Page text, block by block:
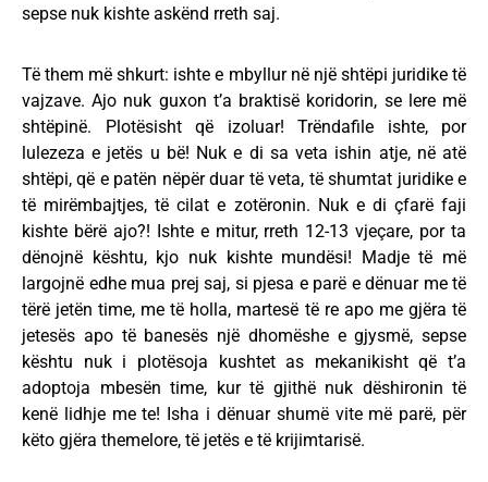
sepse nuk kishte askënd rreth saj.
Të them më shkurt: ishte e mbyllur në një shtëpi juridike të
vajzave. Ajo nuk guxon t’a braktisë koridorin, se lere më
shtëpinë. Plotësisht që izoluar! Trëndafile ishte, por
lulezeza e jetës u bë! Nuk e di sa veta ishin atje, në atë
shtëpi, që e patën nëpër duar të veta, të shumtat juridike e
të mirëmbajtjes, të cilat e zotëronin. Nuk e di çfarë faji
kishte bërë ajo?! Ishte e mitur, rreth 12-13 vjeçare, por ta
dënojnë kështu, kjo nuk kishte mundësi! Madje të më
largojnë edhe mua prej saj, si pjesa e parë e dënuar me të
tërë jetën time, me të holla, martesë të re apo me gjëra të
jetesës apo të banesës një dhomëshe e gjysmë, sepse
kështu nuk i plotësoja kushtet as mekanikisht që t’a
adoptoja mbesën time, kur të gjithë nuk dëshironin të
kenë lidhje me te! Isha i dënuar shumë vite më parë, për
këto gjëra themelore, të jetës e të krijimtarisë.